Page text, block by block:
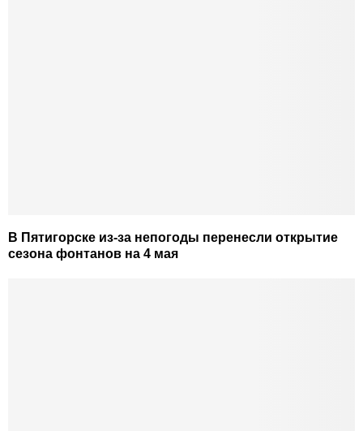
В Пятигорске из-за непогоды перенесли открытие
сезона фонтанов на 4 мая